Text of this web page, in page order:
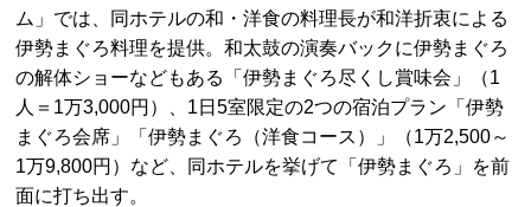
ム」では、同ホテルの和・洋食の料理長が和洋折衷による
伊勢まぐろ料理を提供。和太鼓の演奏バックに伊勢まぐろ
の解体ショーなどもある「伊勢まぐろ尽くし賞味会」（1
人＝1万3,000円）、1日5室限定の2つの宿泊プラン「伊勢
まぐろ会席」「伊勢まぐろ（洋食コース）」（1万2,500～
1万9,800円）など、同ホテルを挙げて「伊勢まぐろ」を前
面に打ち出す。